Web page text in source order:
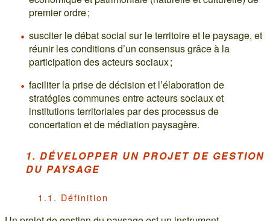
premier ordre ;
susciter le débat social sur le territoire et le paysage, et
réunir les conditions d’un consensus grâce à la
participation des acteurs sociaux ;
faciliter la prise de décision et l’élaboration de
stratégies communes entre acteurs sociaux et
institutions territoriales par des processus de
concertation et de médiation paysagère.
1. DÉVELOPPER UN PROJET DE GESTION
DU PAYSAGE
1.1. Définition